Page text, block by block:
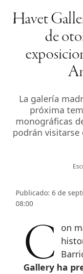
Havet
de
La galería
próxima
monográficas
podrán
Publicado: 6 de
08:00
Con más de cincuenta años de
Gallery ha